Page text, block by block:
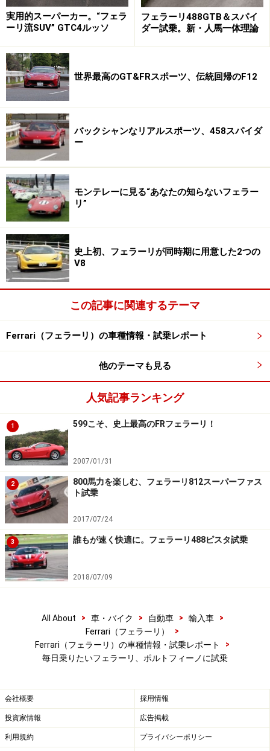
付け根、かかとのあたりの街・バーリの近郊で開催され
た。
ロングノーズ＆ショートデッキの完璧なク
ーペスタイル
一体型シャシーコンポーネントを採用、軽量化に加え剛性を
35%向上させた。また内外装やエンジンなども軽量化が図ら
れ、カリフォルニアTより80kg軽量化されている
試乗車としてわれわれに用意されたのは、新色ロッソ・
ポルトフィーノ（赤メタ）の一台。メタリックがものす
ごく細かく、日向と日陰でまるで違う発色をみせる。日
向では明るく輝く赤。日陰ではしっとりとしたダークレ
ッドだ。
デビュー直後から、スタイリングの評判は高かった。改
めてじっくり見てみれば、美しくなったクーペスタイル
がその最大の要因だと分かった。RHTを採用するモデル
（ミッドシップ以外）でクーペ時のリアセクションが格
好いいクルマなど、これまで皆無だったと言っていい。
が、屋根の大きなフロントエンジン系では、必然、収納
だった。カリフォルニアでさえ、そんな気配があった。
ポルトフィーノは見事にそれを克服している。真横から
見ると、ロングノーズ＆ショートデッキの完璧なクーペ
スタイルになっているのだ。
ダッシュボードは左右対象デザインに。センターコンソール
のブリッジなど、最新ブランドデザインを取り入れつつ、よ
りスポーティな仕立てとされた
インテリアも新しい。伝統的なT型フォルムを踏襲した
ダッシュボードは、最近の跳ね馬トレンドに沿ったデザ
ニューデザイン。
エンジンスタートボタンを押すと、V8エンジンが明るく
だ。とはいえ、最近の高性能モデルの常で、イッパツ目
の“いななき”こそ盛大だが、ボリュームはすぐにストン
と絞られて、落ちついた音を奏でだす。スーパーカーに
も最低限の社会性は必要な時代だ。ポルトフィーノのよ
実用的スーパーカー。“フェラ
ーリ流SUV” GTC4ルッソ
フェラーリ488GTB＆スパイ
ダー試乗。新・人馬一体理論
世界最高のGT&FRスポーツ、伝統回帰のF12
バックシャンなリアルスポーツ、458スパイダ
ー
モンテレーに見る“あなたの知らないフェラー
リ”
史上初、フェラーリが同時期に用意した2つの
V8
この記事に関連するテーマ
Ferrari（フェラーリ）の車種情報・試乗レポート
他のテーマも見る
人気記事ランキング
1 599こそ、史上最高のFRフェラーリ！
2007/01/31
2
800馬力を楽しむ、フェラーリ812スーパーファス
ト試乗
2017/07/24
3 誰もが速く快適に。フェラーリ488ピスタ試乗
2018/07/09
All About > 車・バイク > 自動車 > 輸入車
>
Ferrari（フェラーリ）
>
Ferrari（フェラーリ）の車種情報・試乗レポート
>
毎日乗りたいフェラーリ、ポルトフィーノに試乗
会社概要 採用情報
投資家情報 広告掲載
利用規約 プライバシーポリシー